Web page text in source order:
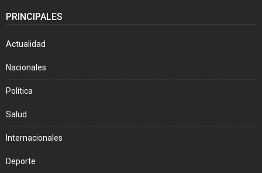
PRINCIPALES
Actualidad
Nacionales
Política
Salud
Internacionales
Deporte